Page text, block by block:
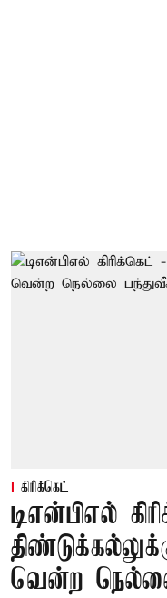
கிரிக்கெட்
டிஎன்பிஎல்
வென்ற நெல்லை